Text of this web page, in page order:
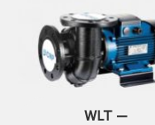
WLT —